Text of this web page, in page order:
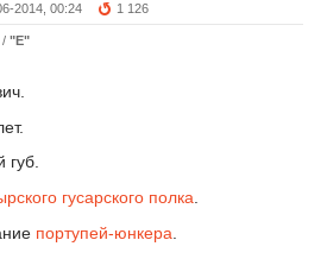
2014, 00:24 1 126
/ "Е"
губ.
гусарского полка
портупей-юнкера